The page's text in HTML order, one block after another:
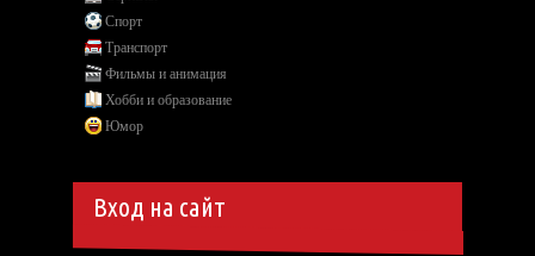
Спорт
Транспорт
Фильмы и анимация
Хобби и образование
Юмор
Вход на сайт